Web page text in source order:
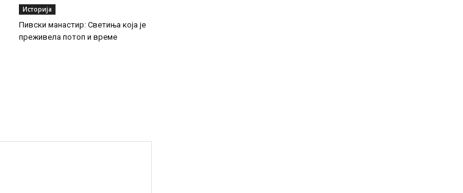
Историја
Пивски манастир: Светиња која је
преживела потоп и време